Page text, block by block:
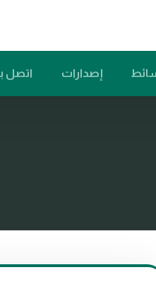
إصدارات اتصل